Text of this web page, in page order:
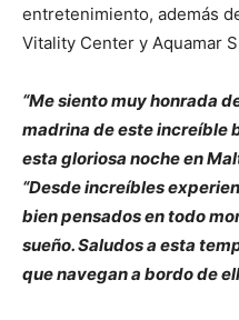
entretenimiento, además
Vitality Center y Aquamar
“Me siento muy honrada
madrina de este increíble
esta gloriosa noche en
“Desde increíbles
bien pensados en todo
sueño. Saludos a esta
que navegan a bordo de